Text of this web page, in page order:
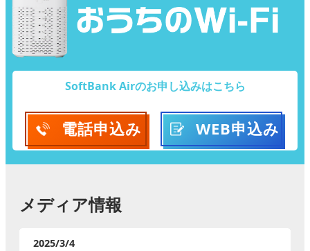
SoftBank Airのお申し込みはこちら
電話申込み WEB申込み
メディア情報
2025/3/4